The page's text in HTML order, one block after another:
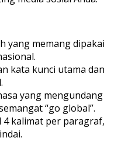
yang memang dipakai
kata kunci utama dan
yang mengundang
“go global”.
4 kalimat per paragraf,